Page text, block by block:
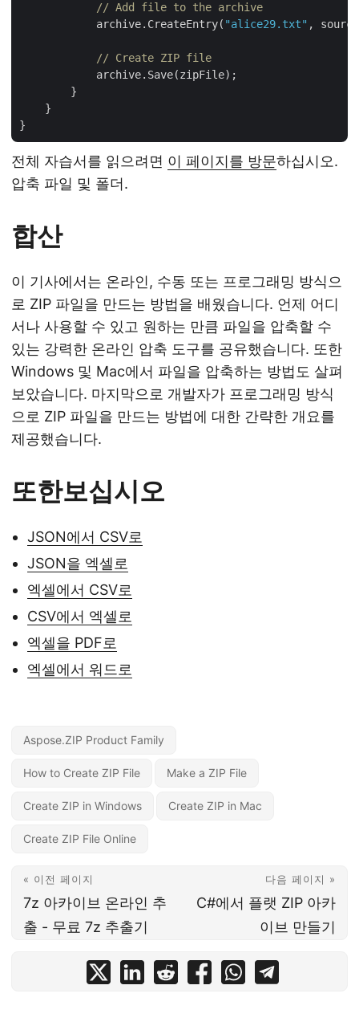
// Add file to the archive
            archive.CreateEntry(
"alice29.txt" ,
// Create ZIP file
            archive.Save(zipFile);
        }
    }
전체 자습서를 읽으려면 이 페이지를 방문하십시오.
압축 파일 및 폴더.
합산
이 기사에서는 온라인, 수동 또는 프로그래밍 방식으
로 ZIP 파일을 만드는 방법을 배웠습니다. 언제 어디
서나 사용할 수 있고 원하는 만큼 파일을 압축할 수
있는 강력한 온라인 압축 도구를 공유했습니다. 또한
Windows 및 Mac에서 파일을 압축하는 방법도 살펴
보았습니다. 마지막으로 개발자가 프로그래밍 방식
으로 ZIP 파일을 만드는 방법에 대한 간략한 개요를
제공했습니다.
또한보십시오
JSON에서 CSV로
JSON을 엑셀로
엑셀에서 CSV로
CSV에서 엑셀로
엑셀을 PDF로
엑셀에서 워드로
Aspose.ZIP Product Family
How to Create ZIP File Make a ZIP File
Create ZIP in Windows Create ZIP in Mac
Create ZIP File Online
« 이전 페이지
7z 아카이브 온라인 추
출 - 무료 7z 추출기
다음 페이지 »
C#에서 플랫 ZIP 아카
이브 만들기